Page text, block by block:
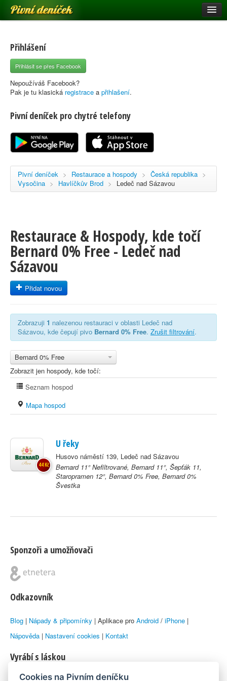
Pivní deníček
Pivní mapa
Pivní značky
Nápověda
Registrace
Přihlášení
Přihlásit se přes Facebook
Nepoužíváš Facebook?
Pak je tu klasická registrace a přihlašení.
Pivní deníček pro chytré telefony
Pivní deníček > Restaurace a hospody > Česká republika >
Vysočina > Havlíčkův Brod > Ledeč nad Sázavou
Restaurace & Hospody, kde točí
Bernard 0% Free - Ledeč nad
Sázavou
Přidat novou
Zobrazuji 1 nalezenou restauraci v oblasti Ledeč nad
Sázavou, kde čepují pivo Bernard 0% Free. Zrušit filtrování.
Bernard 0% Free
Zobrazit jen hospody, kde točí:
Seznam hospod
Mapa hospod
U řeky
Husovo náměstí 139, Ledeč nad Sázavou
Bernard 11° Nefiltrované, Bernard 11°, Šepťák 11,
Staropramen 12°, Bernard 0% Free, Bernard 0%
Švestka
44 Kč
Sponzoři a umožňovači
Odkazovník
Blog | Nápady & připomínky | Aplikace pro Android / iPhone |
Nápověda | Nastavení cookies | Kontakt
Vyrábí s láskou
Cookies na Pivním deníčku